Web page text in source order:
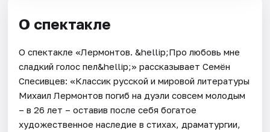
О спектакле
О спектакле «Лермонтов. &hellip;Про любовь мне
сладкий голос пел&hellip;» рассказывает Семён
Спесивцев: «Классик русской и мировой литературы
Михаил Лермонтов погиб на дуэли совсем молодым
– в 26 лет – оставив после себя богатое
художественное наследие в стихах, драматургии,